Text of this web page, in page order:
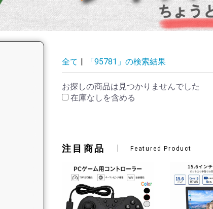
全て | 「95781」の検索結果
お探しの商品は見つかりませんでした
在庫なしを含める
注目商品 Featured Product